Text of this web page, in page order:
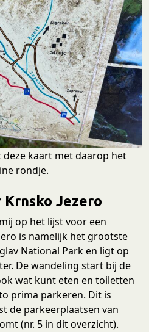
kaart met daarop het
rondje.
Krnsko Jezero
op het lijst voor een
is namelijk het grootste
National Park en ligt op
De wandeling start bij de
wat kunt eten en toiletten
prima parkeren. Dit is
de parkeerplaatsen van
(nr. 5 in dit overzicht).